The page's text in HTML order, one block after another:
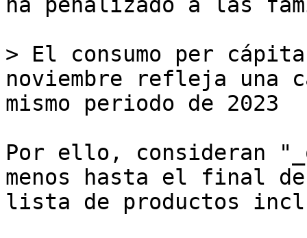
> El consumo per
noviembre refleja una
mismo periodo de 2023
Por ello, consideran
menos hasta el final
lista de productos